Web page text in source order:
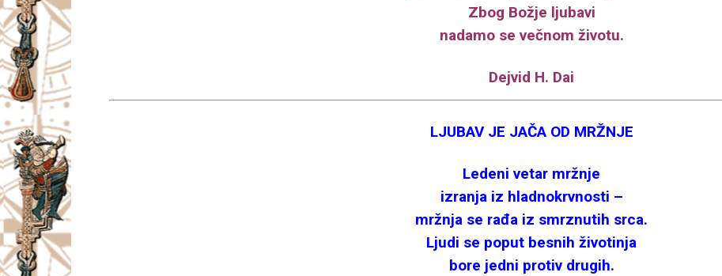
Zbog Božje ljubavi
nadamo se večnom životu.
Dejvid H. Dai
LJUBAV JE JAČA OD MRŽNJE
Ledeni vetar mržnje
izranja iz hladnokrvnosti –
mržnja se rađa iz smrznutih srca.
Ljudi se poput besnih životinja
bore jedni protiv drugih.